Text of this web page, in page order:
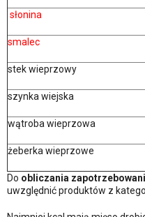
słonina
smalec
stek wieprzowy
szynka wiejska
wątroba wieprzowa
żeberka wieprzowe
Do obliczania
uwzględnić produktów z